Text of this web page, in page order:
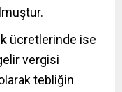
ücretlerinde ise
vergisi
tebliğin